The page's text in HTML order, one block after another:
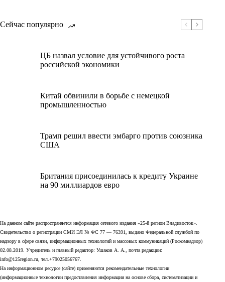
Сейчас популярно
ЦБ назвал условие для устойчивого роста
российской экономики
Китай обвинили в борьбе с немецкой
промышленностью
Трамп решил ввести эмбарго против союзника
США
Британия присоединилась к кредиту Украине
на 90 миллиардов евро
На данном сайте распространяется информация сетевого издания «25-й регион Владивосток».
Свидетельство о регистрации СМИ ЭЛ № ФС 77 — 76391, выдано Федеральной службой по
надзору в сфере связи, информационных технологий и массовых коммуникаций (Роскомнадзор)
02.08.2019. Учредитель и главный редактор: Ушаков А. А., почта редакции:
info@125region.ru, тел.+79025056767.
На информационном ресурсе (сайте) применяются рекомендательные технологии
(информационные технологии предоставления информации на основе сбора, систематизации и